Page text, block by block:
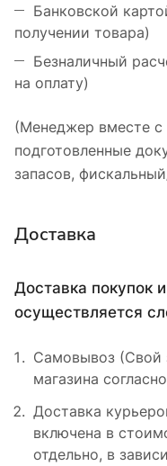
Банковской
получении товара)
Безналичный
на оплату)
(Менеджер вместе с
подготовленные
запасов,
Доставка
Доставка покупок
осуществляется
Самовывоз (Свой
магазина
Доставка
включена в
отдельно, в